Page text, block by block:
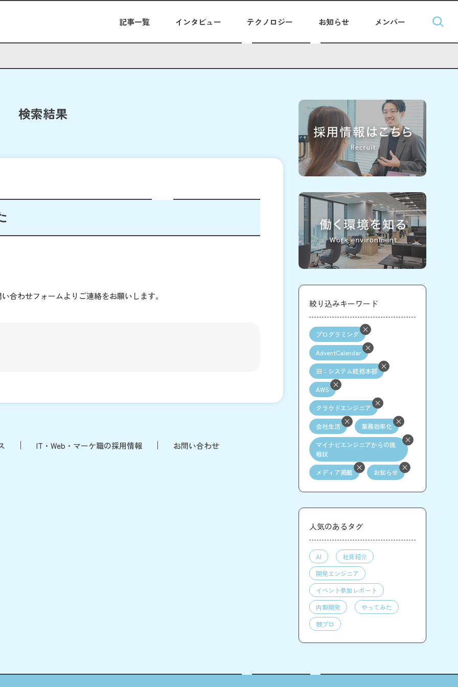
記事一覧 インタビュー テクノロジー お知らせ メンバー
検索結果
合わせフォームよりご連絡をお願いします。
IT・Web・マーケ職の採用情報 お問い合わせ
絞り込みキーワード
プログラミング
AdventCalendar
旧：システム統括本部
AWS
クラウドエンジニア
会社生活 業務効率化
マイナビエンジニアからの挑
戦状
メディア掲載 お知らせ
人気のあるタグ
AI
社員紹介
開発エンジニア
イベント参加レポート
内製開発
やってみた
競プロ